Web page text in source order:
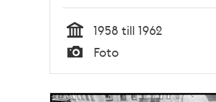
Klarabergsgatan
nu Sergels Torg
Tid
1958 till 1962
Typ
Foto